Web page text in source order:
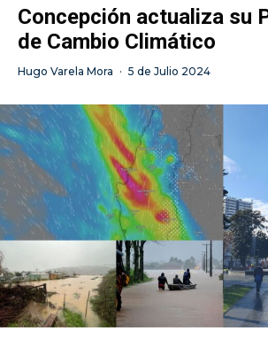
Concepción actualiza su
de Cambio Climático
Hugo Varela Mora · 5 de Julio 2024